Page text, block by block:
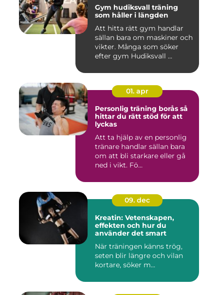
Gym hudiksvall träning
som håller i längden
Att hitta rätt gym handlar
sällan bara om maskiner och
vikter. Många som söker
efter gym Hudiksvall ...
01. apr
Personlig träning borås så
hittar du rätt stöd för att
lyckas
Att ta hjälp av en personlig
tränare handlar sällan bara
om att bli starkare eller gå
ned i vikt. Fö...
09. dec
Kreatin: Vetenskapen,
effekten och hur du
använder det smart
När träningen känns trög,
seten blir längre och vilan
kortare, söker m...